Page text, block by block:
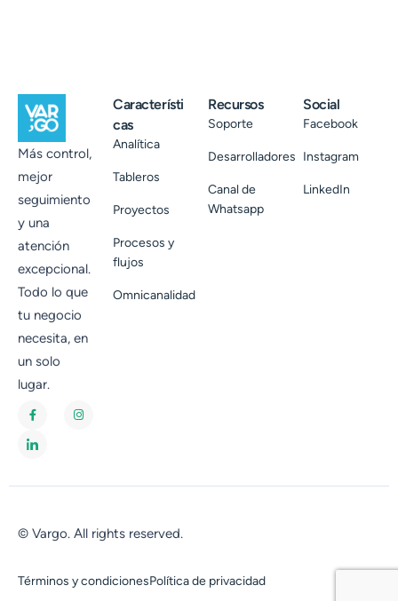
Más control,
mejor
seguimiento
y una
atención
excepcional.
Todo lo que
tu negocio
necesita, en
un solo
lugar.
Característi
cas
Analítica
Tableros
Proyectos
Procesos y
flujos
Omnicanalidad
Recursos
Soporte
Desarrolladores
Canal de
Whatsapp
Social
Facebook
Instagram
LinkedIn
© Vargo. All rights reserved.
Términos y condicionesPolítica de privacidad